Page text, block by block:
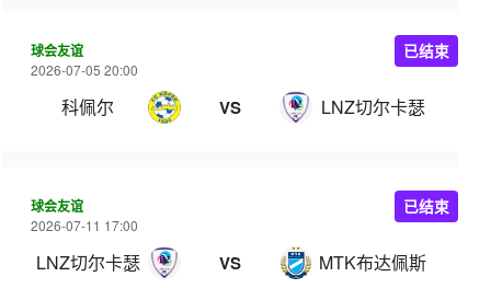
球会友谊
2026-07-05 20:00
科佩尔 VS LNZ切尔卡瑟
已结束
球会友谊
2026-07-11 17:00
LNZ切尔卡瑟 VS MTK布达佩斯
已结束